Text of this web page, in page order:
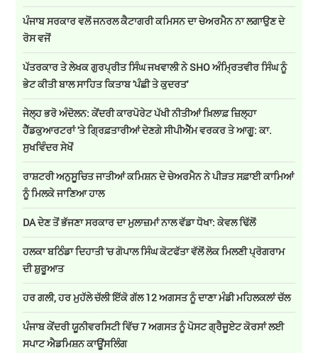
ਪੰਜਾਬ ਸਰਕਾਰ ਵਲੋਂ ਜਨਰਲ ਕੈਟਾਗਰੀ ਕਮਿਸਨ ਦਾ ਚੇਅਰਮੈਨ ਨਾ ਲਗਾਉਣ ਦੇ
ਰੋਸ ਵਜੋਂ
ਪੱਤਰਕਾਰ ਤੇ ਲੇਖਕ ਗੁਰਪ੍ਰੀਤ ਸਿੰਘ ਜਖਵਾਲੀ ਨੇ SHO ਅੰਮ੍ਰਿਤਵੀਰ ਸਿੰਘ ਨੂੰ
ਭੇਟ ਕੀਤੀ ਬਾਲ ਸਾਹਿਤ ਕਿਤਾਬ 'ਪੰਛੀ ਤੇ ਕੁਦਰਤ'
ਜੇਲ੍ਹ ਭਰੋ ਅੰਦੋਲਨ: ਕੇਂਦਰੀ ਕਾਰਪੋਰੇਟ ਪੱਖੀ ਨੀਤੀਆਂ ਖ਼ਿਲਾਫ਼ ਜ਼ਿਲ੍ਹਾ
ਹੈੱਡਕੁਆਰਟਰਾਂ 'ਤੇ ਗ੍ਰਿਫ਼ਤਾਰੀਆਂ ਦੇਣਗੇ ਸੀਪੀਐੱਮ ਵਰਕਰ ਤੇ ਆਗੂ: ਕਾ.
ਸੁਖਵਿੰਦਰ ਸੇਖੋਂ
ਰਾਸ਼ਟਰੀ ਅਨੁਸੂਚਿਤ ਜਾਤੀਆਂ ਕਮਿਸ਼ਨ ਦੇ ਚੇਅਰਮੈਨ ਨੇ ਪੀੜਤ ਸਫ਼ਾਈ ਕਾਮਿਆਂ
ਨੂੰ ਮਿਲਕੇ ਜਾਣਿਆ ਹਾਲ
DA ਦੇਣ‌ ਤੋਂ ਭੱਜਣਾ ਸਰਕਾਰ ਦਾ ਮੁਲਾਜ਼ਮਾਂ ਨਾਲ ਵੱਡਾ ਧੋਖਾ: ਕੇਵਲ ਢਿੱਲੋਂ
ਹਲਕਾ ਬਠਿੰਡਾ ਦਿਹਾਤੀ 'ਚ ਗੋਪਾਲ ਸਿੰਘ ਕੋਟਫੱਤਾ ਵੱਲੋਂ ਲੋਕ ਮਿਲਣੀ ਪ੍ਰੋਗਰਾਮ
ਦੀ ਸ਼ੁਰੂਆਤ
ਹਰ ਗਲੀ, ਹਰ ਮੁਹੱਲੇ ਚੱਲੀ ਇੱਕੋ ਗੱਲ 12 ਅਗਸਤ ਨੂੰ ਦਾਣਾ ਮੰਡੀ ਮਹਿਲਕਲਾਂ ਚੱਲ
ਪੰਜਾਬ ਕੇਂਦਰੀ ਯੂਨੀਵਰਸਿਟੀ ਵਿੱਚ 7 ਅਗਸਤ ਨੂੰ ਪੋਸਟ ਗ੍ਰੈਜੂਏਟ ਕੋਰਸਾਂ ਲਈ
ਸਪਾਟ ਐਡਮਿਸ਼ਨ ਕਾਊਂਸਲਿੰਗ